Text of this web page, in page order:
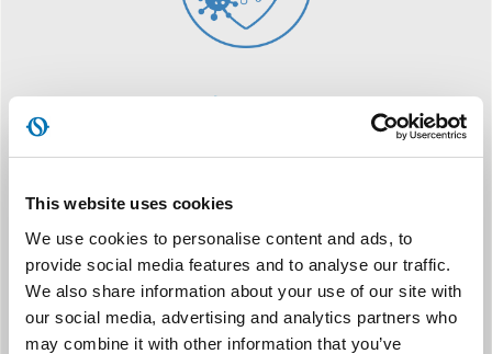
This website uses cookies
We use cookies to personalise content and ads, to
provide social media features and to analyse our traffic.
We also share information about your use of our site with
our social media, advertising and analytics partners who
may combine it with other information that you’ve
ΠΕΡΙΛΑΜΒΆΝΕΤΑΙ ΚΙΤ WI-FI
Για να παρέχετε στο κλιματιστικό μια σύνδεση Wi-Fi, απλά
εγκαταστήστε το ειδικό στικ USB (περιλαμβάνεται στη